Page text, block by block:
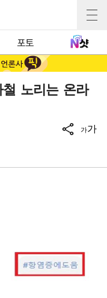
포토
노리는 온라
가가